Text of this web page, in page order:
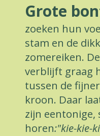
Grote
zoeken hun
stam en de
zomereiken.
verblijft graag
tussen de
kroon. Daar
zijn eentonige,
horen:"kie-kie-